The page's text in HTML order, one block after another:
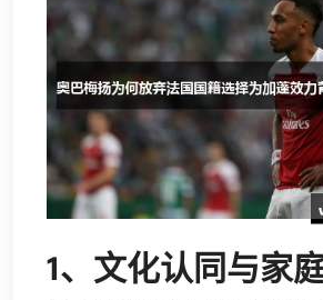
1、文化认同与家